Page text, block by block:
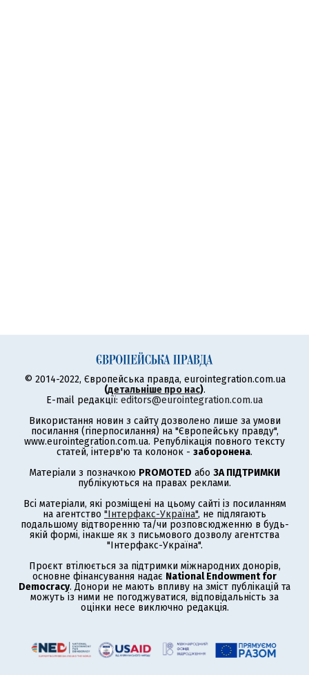
© 2014-2022, Європейська правда, eurointegration.com.ua
(детальніше про нас).
E-mail редакції: editors@eurointegration.com.ua
Використання новин з сайту дозволено лише за умови
посилання (гіперпосилання) на "Європейську правду",
www.eurointegration.com.ua. Републікація повного тексту
статей, інтерв'ю та колонок - заборонена.
Матеріали з позначкою PROMOTED або ЗА ПІДТРИМКИ
публікуються на правах реклами.
Всі матеріали, які розміщені на цьому сайті із посиланням
на агентство "Інтерфакс-Україна", не підлягають
подальшому відтворенню та/чи розповсюдженню в будь-
якій формі, інакше як з письмового дозволу агентства
"Інтерфакс-Україна".
Проєкт втілюється за підтримки міжнародних донорів,
основне фінансування надає National Endowment for
Democracy. Донори не мають впливу на зміст публікацій та
можуть із ними не погоджуватися, відповідальність за
оцінки несе виключно редакція.